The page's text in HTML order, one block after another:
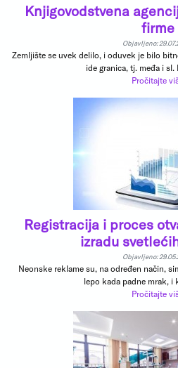
Knjigovodstvena
firme
Objavljeno:
Zemljište se uvek delilo, i oduvek je bilo
ide granica, tj. međa i sl.
Pročitajte
Registracija i proces
izradu
Objavljeno:
Neonske reklame su, na određen način,
lepo kada padne mrak, i
Pročitajte